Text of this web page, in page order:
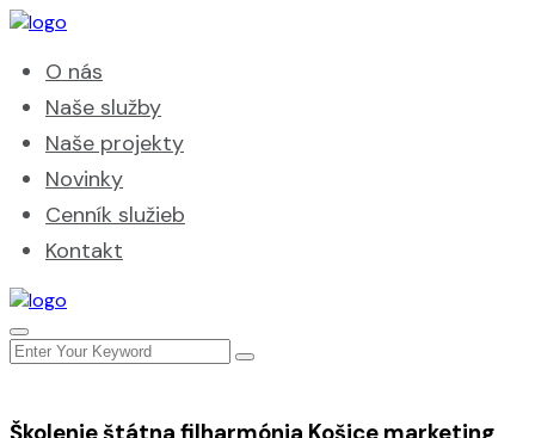
O nás
Naše služby
Naše projekty
Novinky
Cenník služieb
Kontakt